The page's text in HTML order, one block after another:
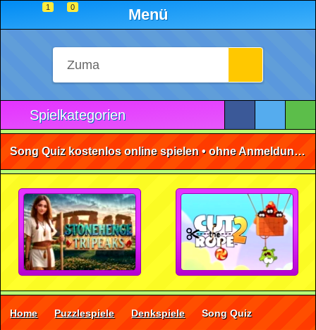
1 0 Menü
Spielkategorien
Song Quiz kostenlos online spielen • ohne Anmeldung 🕹️
Home Puzzlespiele Denkspiele Song Quiz